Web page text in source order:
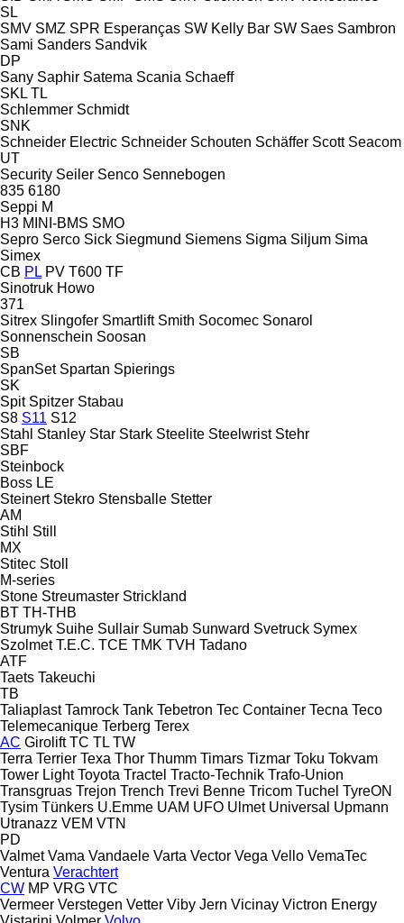
SL
SMV SMZ SPR Esperanças SW Kelly Bar SW Saes Sambron
Sami Sanders Sandvik
DP
Sany Saphir Satema Scania Schaeff
SKL TL
Schlemmer Schmidt
SNK
Schneider Electric Schneider Schouten Schäffer Scott Seacom
UT
Security Seiler Senco Sennebogen
835 6180
Seppi M
H3 MINI-BMS SMO
Sepro Serco Sick Siegmund Siemens Sigma Siljum Sima
Simex
CB PL PV T600 TF
Sinotruk Howo
371
Sitrex Slingofer Smartlift Smith Socomec Sonarol
Sonnenschein Soosan
SB
SpanSet Spartan Spierings
SK
Spit Spitzer Stabau
S8 S11 S12
Stahl Stanley Star Stark Steelite Steelwrist Stehr
SBF
Steinbock
Boss LE
Steinert Stekro Stensballe Stetter
AM
Stihl Still
MX
Stitec Stoll
M-series
Stone Streumaster Strickland
BT TH-THB
Strumyk Suihe Sullair Sumab Sunward Svetruck Symex
Szolmet T.E.C. TCE TMK TVH Tadano
ATF
Taets Takeuchi
TB
Taliaplast Tamrock Tank Tebetron Tec Container Tecna Teco
Telemecanique Terberg Terex
AC Girolift TC TL TW
Terra Terrier Texa Thor Thumm Timars Tizmar Toku Tokvam
Tower Light Toyota Tractel Tracto-Technik Trafo-Union
Transgruas Trejon Trench Trevi Benne Tricom Tuchel TyreON
Tysim Tünkers U.Emme UAM UFO Ulmet Universal Upmann
Utranazz VEM VTN
PD
Valmet Vama Vandaele Varta Vector Vega Vello VemaTec
Ventura Verachtert
CW MP VRG VTC
Vermeer Verstegen Vetter Viby Jern Vicinay Victron Energy